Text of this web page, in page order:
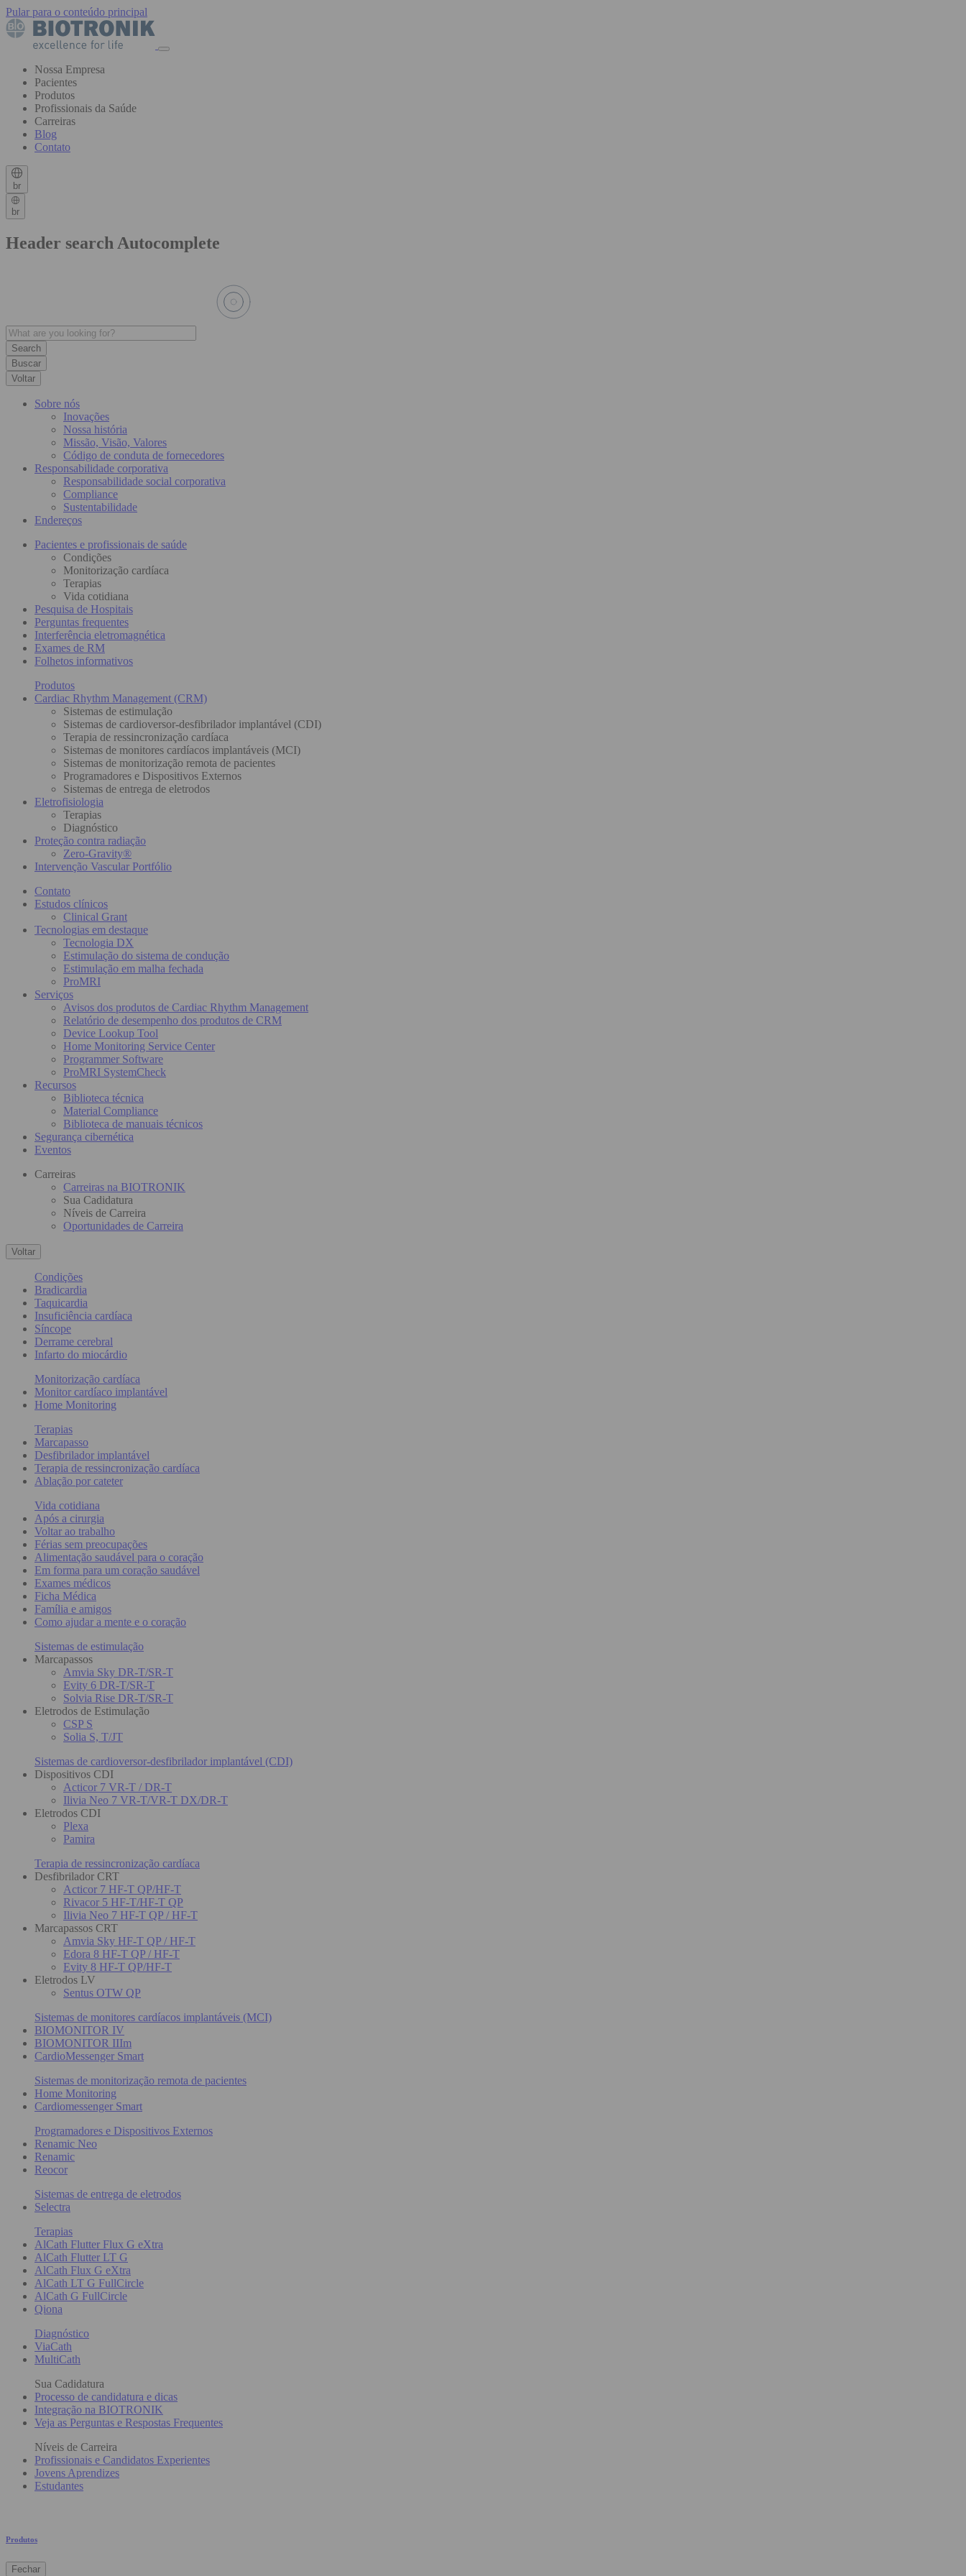
Pular para o conteúdo principal
Nossa Empresa
Pacientes
Produtos
Profissionais da Saúde
Carreiras
Blog
Contato
br
br
Header search Autocomplete
Buscar
Voltar
Sobre nós
Inovações
Nossa história
Missão, Visão, Valores
Código de conduta de fornecedores
Responsabilidade corporativa
Responsabilidade social corporativa
Compliance
Sustentabilidade
Endereços
Pacientes e profissionais de saúde
Condições
Monitorização cardíaca
Terapias
Vida cotidiana
Pesquisa de Hospitais
Perguntas frequentes
Interferência eletromagnética
Exames de RM
Folhetos informativos
Produtos
Cardiac Rhythm Management (CRM)
Sistemas de estimulação
Sistemas de cardioversor-desfibrilador implantável (CDI)
Terapia de ressincronização cardíaca
Sistemas de monitores cardíacos implantáveis (MCI)
Sistemas de monitorização remota de pacientes
Programadores e Dispositivos Externos
Sistemas de entrega de eletrodos
Eletrofisiologia
Terapias
Diagnóstico
Proteção contra radiação
Zero-Gravity®
Intervenção Vascular Portfólio
Contato
Estudos clínicos
Clinical Grant
Tecnologias em destaque
Tecnologia DX
Estimulação do sistema de condução
Estimulação em malha fechada
ProMRI
Serviços
Avisos dos produtos de Cardiac Rhythm Management
Relatório de desempenho dos produtos de CRM
Device Lookup Tool
Home Monitoring Service Center
Programmer Software
ProMRI SystemCheck
Recursos
Biblioteca técnica
Material Compliance
Biblioteca de manuais técnicos
Segurança cibernética
Eventos
Carreiras
Carreiras na BIOTRONIK
Sua Cadidatura
Níveis de Carreira
Oportunidades de Carreira
Voltar
Condições
Bradicardia
Taquicardia
Insuficiência cardíaca
Síncope
Derrame cerebral
Infarto do miocárdio
Monitorização cardíaca
Monitor cardíaco implantável
Home Monitoring
Terapias
Marcapasso
Desfibrilador implantável
Terapia de ressincronização cardíaca
Ablação por cateter
Vida cotidiana
Após a cirurgia
Voltar ao trabalho
Férias sem preocupações
Alimentação saudável para o coração
Em forma para um coração saudável
Exames médicos
Ficha Médica
Família e amigos
Como ajudar a mente e o coração
Sistemas de estimulação
Marcapassos
Amvia Sky DR-T/SR-T
Evity 6 DR-T/SR-T
Solvia Rise DR-T/SR-T
Eletrodos de Estimulação
CSP S
Solia S, T/JT
Sistemas de cardioversor-desfibrilador implantável (CDI)
Dispositivos CDI
Acticor 7 VR-T / DR-T
Ilivia Neo 7 VR-T/VR-T DX/DR-T
Eletrodos CDI
Plexa
Pamira
Terapia de ressincronização cardíaca
Desfibrilador CRT
Acticor 7 HF-T QP/HF-T
Rivacor 5 HF-T/HF-T QP
Ilivia Neo 7 HF-T QP / HF-T
Marcapassos CRT
Amvia Sky HF-T QP / HF-T
Edora 8 HF-T QP / HF-T
Evity 8 HF-T QP/HF-T
Eletrodos LV
Sentus OTW QP
Sistemas de monitores cardíacos implantáveis (MCI)
BIOMONITOR IV
BIOMONITOR IIIm
CardioMessenger Smart
Sistemas de monitorização remota de pacientes
Home Monitoring
Cardiomessenger Smart
Programadores e Dispositivos Externos
Renamic Neo
Renamic
Reocor
Sistemas de entrega de eletrodos
Selectra
Terapias
AlCath Flutter Flux G eXtra
AlCath Flutter LT G
AlCath Flux G eXtra
AlCath LT G FullCircle
AlCath G FullCircle
Qiona
Diagnóstico
ViaCath
MultiCath
Sua Cadidatura
Processo de candidatura e dicas
Integração na BIOTRONIK
Veja as Perguntas e Respostas Frequentes
Níveis de Carreira
Profissionais e Candidatos Experientes
Jovens Aprendizes
Estudantes
Produtos
Fechar